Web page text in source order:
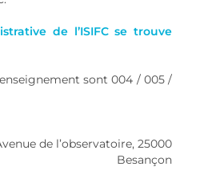
de l’ISIFC se trouve
sont 004 / 005 /
de l’observatoire, 25000
Besançon